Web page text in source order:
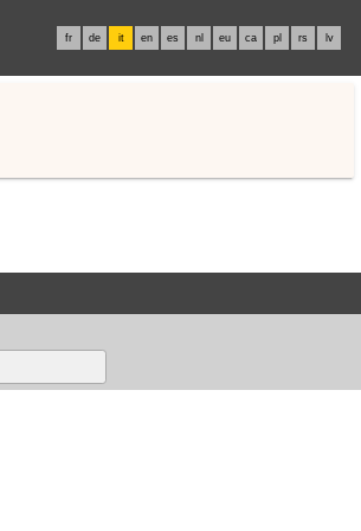
fr de it en es nl eu ca pl rs lv